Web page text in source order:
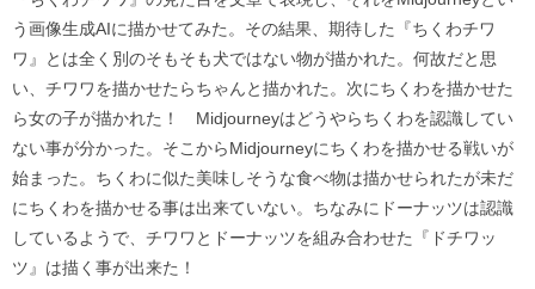
う画像生成AIに描かせてみた。その結果、期待した『ちくわチワ
ワ』とは全く別のそもそも犬ではない物が描かれた。何故だと思
い、チワワを描かせたらちゃんと描かれた。次にちくわを描かせた
ら女の子が描かれた！ Midjourneyはどうやらちくわを認識してい
ない事が分かった。そこからMidjourneyにちくわを描かせる戦いが
始まった。ちくわに似た美味しそうな食べ物は描かせられたが未だ
にちくわを描かせる事は出来ていない。ちなみにドーナッツは認識
しているようで、チワワとドーナッツを組み合わせた『ドチワッ
ツ』は描く事が出来た！